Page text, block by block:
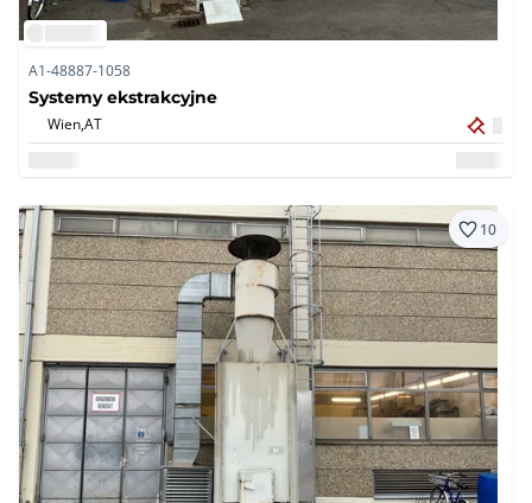
A1-48887-1058
Systemy ekstrakcyjne
Wien,AT
10